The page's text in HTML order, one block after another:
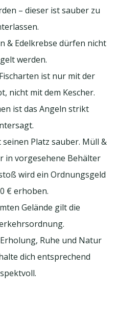
– dieser ist sauber zu
& Edelkrebse dürfen nicht
werden.
ist nur mit der
nicht mit dem Kescher.
ist das Angeln strikt
seinen Platz sauber. Müll &
in vorgesehene Behälter
wird ein Ordnungsgeld
€ erhoben.
Gelände gilt die
Ruhe und Natur
dich entsprechend